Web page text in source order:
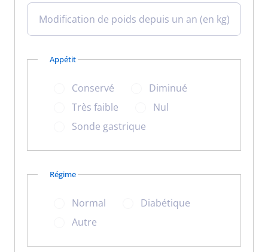
Modification de poids depuis un an (en kg)
Appétit
Conservé
Diminué
Très faible
Nul
Sonde gastrique
Régime
Normal
Diabétique
Autre